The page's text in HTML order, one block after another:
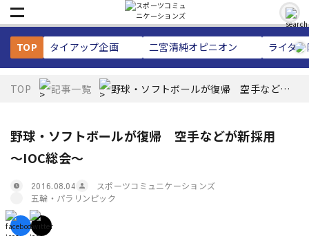
TOP タイアップ企画 二宮清純オピニオン ライタ
TOP 記事一覧 野球・ソフトボールが復帰 空手などが
野球・ソフトボールが復帰 空手などが新採用
～IOC総会～
2016.08.04
スポーツコミュニケーションズ
五輪・パラリンピック